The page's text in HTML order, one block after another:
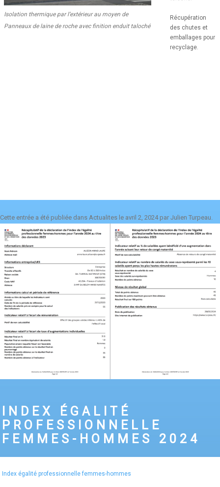
Isolation thermique par l’extérieur au moyen de
Panneaux de laine de roche avec finition enduit taloché
Récupération
des chutes et
emballages pour
recyclage.
Cette entrée a été publiée dans Actualites le avril 2, 2024 par Julien Turpeau.
INDEX ÉGALITÉ
PROFESSIONNELLE
FEMMES-HOMMES 2024
Index égalité professionnelle femmes-hommes